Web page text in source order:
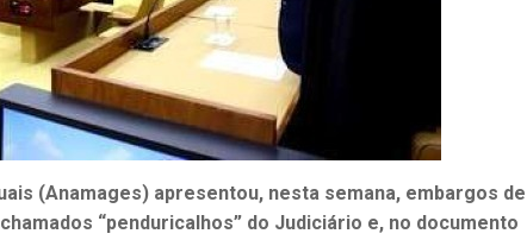
(Anamages) apresentou, nesta semana, embargos de
“penduricalhos” do Judiciário e, no documento